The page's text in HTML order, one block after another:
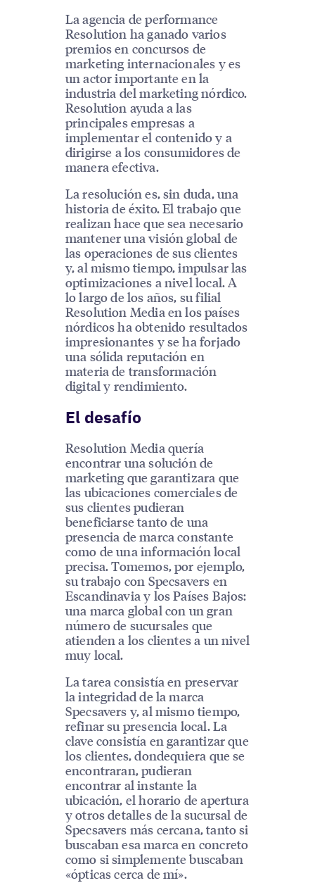
La agencia de performance
Resolution ha ganado varios
premios en concursos de
marketing internacionales y es
un actor importante en la
industria del marketing nórdico.
Resolution ayuda a las
principales empresas a
implementar el contenido y a
dirigirse a los consumidores de
manera efectiva.
La resolución es, sin duda, una
historia de éxito. El trabajo que
realizan hace que sea necesario
mantener una visión global de
las operaciones de sus clientes
y, al mismo tiempo, impulsar las
optimizaciones a nivel local. A
lo largo de los años, su filial
Resolution Media en los países
nórdicos ha obtenido resultados
impresionantes y se ha forjado
una sólida reputación en
materia de transformación
digital y rendimiento.
El desafío
Resolution Media quería
encontrar una solución de
marketing que garantizara que
las ubicaciones comerciales de
sus clientes pudieran
beneficiarse tanto de una
presencia de marca constante
como de una información local
precisa. Tomemos, por ejemplo,
su trabajo con Specsavers en
Escandinavia y los Países Bajos:
una marca global con un gran
número de sucursales que
atienden a los clientes a un nivel
muy local.
La tarea consistía en preservar
la integridad de la marca
Specsavers y, al mismo tiempo,
refinar su presencia local. La
clave consistía en garantizar que
los clientes, dondequiera que se
encontraran, pudieran
encontrar al instante la
ubicación, el horario de apertura
y otros detalles de la sucursal de
Specsavers más cercana, tanto si
buscaban esa marca en concreto
como si simplemente buscaban
«ópticas cerca de mí».